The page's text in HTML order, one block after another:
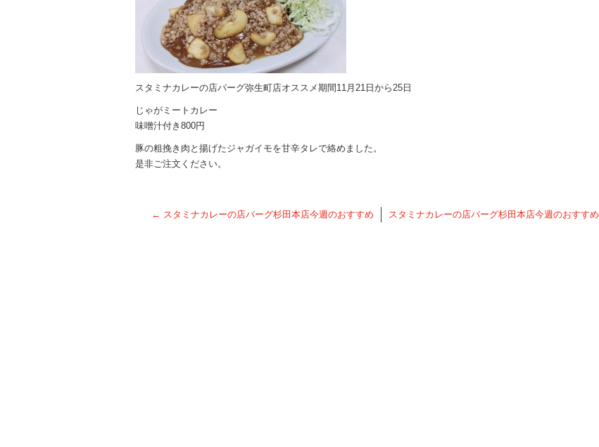
スタミナカレーの店バーグ弥生町店オススメ期間11月21日から25日
じゃがミートカレー
味噌汁付き800円
豚の粗挽き肉と揚げたジャガイモを甘辛タレで絡めました。
是非ご注文ください。
← スタミナカレーの店バーグ杉田本店今週のおすすめ スタミナカレーの店バーグ杉田本店今週のおすすめ